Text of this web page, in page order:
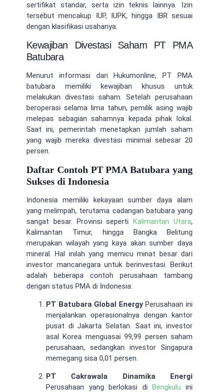
sertifikat standar, serta izin teknis lainnya. Izin
tersebut mencakup IUP, IUPK, hingga IBR sesuai
dengan klasifikasi usahanya.
Kewajiban Divestasi Saham PT PMA
Batubara
Menurut informasi dari Hukumonline, PT PMA
batubara memiliki kewajiban khusus untuk
melakukan divestasi saham. Setelah perusahaan
beroperasi selama lima tahun, pemilik asing wajib
melepas sebagian sahamnya kepada pihak lokal.
Saat ini, pemerintah menetapkan jumlah saham
yang wajib mereka divestasi minimal sebesar 20
persen.
Daftar Contoh PT PMA Batubara yang
Sukses di Indonesia
Indonesia memiliki kekayaan sumber daya alam
yang melimpah, terutama cadangan batubara yang
sangat besar. Provinsi sepertiKalimantan Utara,
Kalimantan Timur, hingga Bangka Belitung
merupakan wilayah yang kaya akan sumber daya
mineral. Hal inilah yang memicu minat besar dari
investor mancanegara untuk berinvestasi. Berikut
adalah beberapa contoh perusahaan tambang
dengan status PMA di Indonesia:
PT Batubara Global EnergyPerusahaan ini
menjalankan operasionalnya dengan kantor
pusat di Jakarta Selatan. Saat ini, investor
asal Korea menguasai 99,99 persen saham
perusahaan, sedangkan investor Singapura
memegang sisa 0,01 persen.
PT Cakrawala Dinamika Energi
Perusahaan yang berlokasi diBengkulu ini